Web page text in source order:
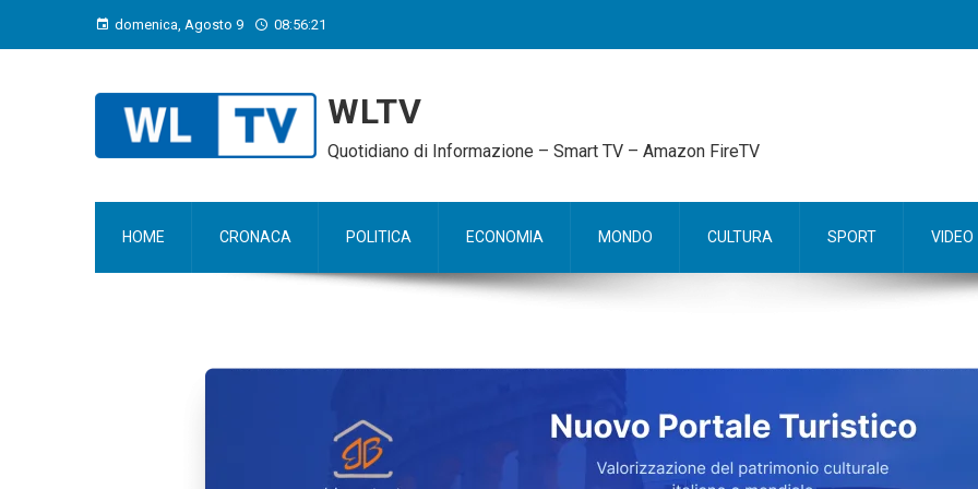
domenica, Agosto 9 08:56:22
WLTV
Quotidiano di Informazione – Smart TV – Amazon FireTV
HOME CRONACA POLITICA ECONOMIA MONDO CULTURA SPORT VIDEO